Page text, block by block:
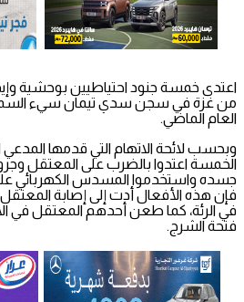
اعتدى خمسة جنود احتياطيين بوحشية
من غزة في سجن سدي تيمان سيء
العام الماضي.
وبحسب لائحة الاتهام التي قدمها
الخمسة اعتدوا بالضرب على المعتقل
جسده واستخدموا المسدس الكهربائي
فإن هذه الأفعال أدت إلى إصابة
في الرئة، كما طعن أحدهم المعتقل في
فتحة الشرج.